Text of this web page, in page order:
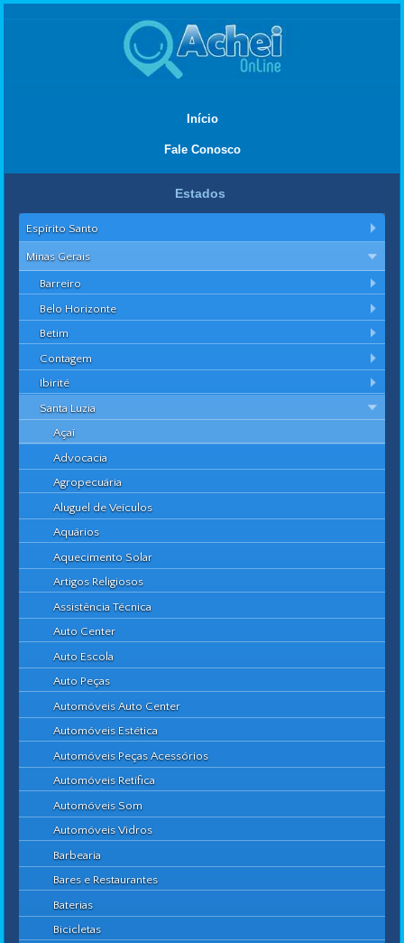
Início
Fale Conosco
Estados
Espírito Santo
Minas Gerais
Barreiro
Belo Horizonte
Betim
Contagem
Ibirité
Santa Luzia
Açaí
Advocacia
Agropecuária
Aluguel de Veículos
Aquários
Aquecimento Solar
Artigos Religiosos
Assistência Técnica
Auto Center
Auto Escola
Auto Peças
Automóveis Auto Center
Automóveis Estética
Automóveis Peças Acessórios
Automóveis Retífica
Automóveis Som
Automóveis Vidros
Barbearia
Bares e Restaurantes
Baterias
Bicicletas